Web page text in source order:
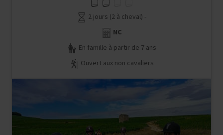
2 jours (2 à cheval) -
NC
En famille à partir de 7 ans
Ouvert aux non cavaliers